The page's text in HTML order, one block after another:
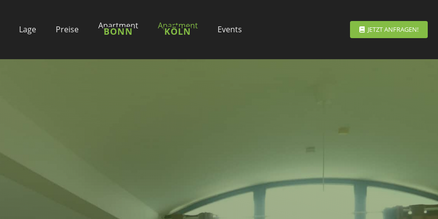
Lage Preise Apartment
BONN
Apartment
KÖLN Events JETZT ANFRAGEN!